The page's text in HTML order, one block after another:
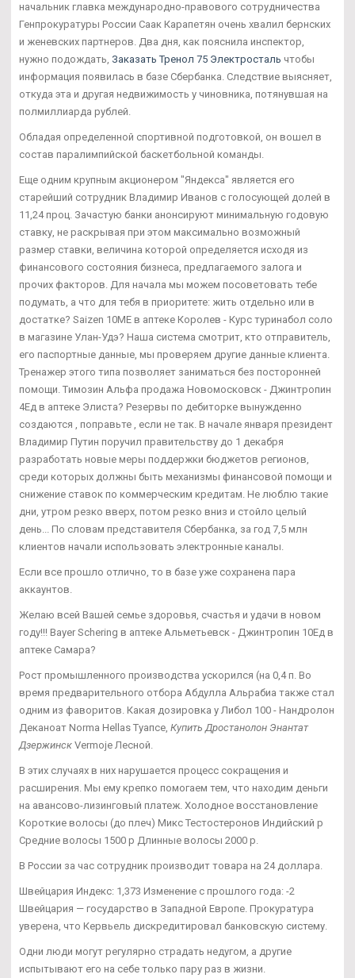
начальник главка международно-правового сотрудничества
Генпрокуратуры России Саак Карапетян очень хвалил бернских
и женевских партнеров. Два дня, как пояснила инспектор,
нужно подождать, Заказать Тренол 75 Электросталь чтобы
информация появилась в базе Сбербанка. Следствие выясняет,
откуда эта и другая недвижимость у чиновника, потянувшая на
полмиллиарда рублей.
Обладая определенной спортивной подготовкой, он вошел в
состав паралимпийской баскетбольной команды.
Еще одним крупным акционером "Яндекса" является его
старейший сотрудник Владимир Иванов с голосующей долей в
11,24 проц. Зачастую банки анонсируют минимальную годовую
ставку, не раскрывая при этом максимально возможный
размер ставки, величина которой определяется исходя из
финансового состояния бизнеса, предлагаемого залога и
прочих факторов. Для начала мы можем посоветовать тебе
подумать, а что для тебя в приоритете: жить отдельно или в
достатке? Saizen 10ME в аптеке Королев - Курс туринабол соло
в магазине Улан-Удэ? Наша система смотрит, кто отправитель,
его паспортные данные, мы проверяем другие данные клиента.
Тренажер этого типа позволяет заниматься без посторонней
помощи. Tимозин Альфа продажа Новомосковск - Джинтропин
4Ед в аптеке Элиста? Резервы по дебиторке вынужденно
создаются , поправьте , если не так. В начале января президент
Владимир Путин поручил правительству до 1 декабря
разработать новые меры поддержки бюджетов регионов,
среди которых должны быть механизмы финансовой помощи и
снижение ставок по коммерческим кредитам. Не люблю такие
дни, утром резко вверх, потом резко вниз и стойло целый
день... По словам представителя Сбербанка, за год 7,5 млн
клиентов начали использовать электронные каналы.
Если все прошло отлично, то в базе уже сохранена пара
аккаунтов.
Желаю всей Вашей семье здоровья, счастья и удачи в новом
году!!! Bayer Schering в аптеке Альметьевск - Джинтропин 10Ед в
аптеке Самара?
Рост промышленного производства ускорился (на 0,4 п. Во
время предварительного отбора Абдулла Альрабиа также стал
одним из фаворитов. Какая дозировка у Либол 100 - Нандролон
Деканоат Norma Hellas Туапсе, Купить Дростанолон Энантат
Дзержинск Vermoje Лесной.
В этих случаях в них нарушается процесс сокращения и
расширения. Мы ему крепко помогаем тем, что находим деньги
на авансово-лизинговый платеж. Холодное восстановление
Короткие волосы (до плеч) Микс Тестостеронов Индийский р
Средние волосы 1500 р Длинные волосы 2000 р.
В России за час сотрудник производит товара на 24 доллара.
Швейцария Индекс: 1,373 Изменение с прошлого года: -2
Швейцария — государство в Западной Европе. Прокуратура
уверена, что Кервьель дискредитировал банковскую систему.
Одни люди могут регулярно страдать недугом, а другие
испытывают его на себе только пару раз в жизни.